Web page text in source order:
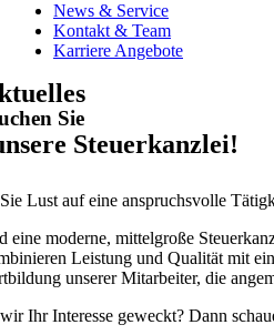
News & Service
Kontakt & Team
Karriere Angebote
Sie
Steuerkanzlei!
Lust auf eine anspruchsvolle
eine moderne, mittelgroße
Leistung und Qualität mit
unserer Mitarbeiter, die
Ihr Interesse geweckt? Dann